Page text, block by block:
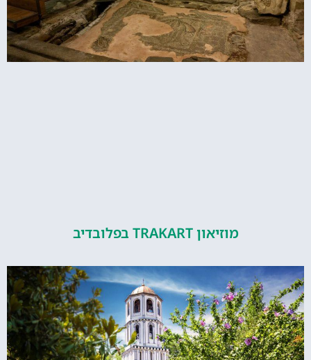
מוזיאון TRAKART בפלובדיב